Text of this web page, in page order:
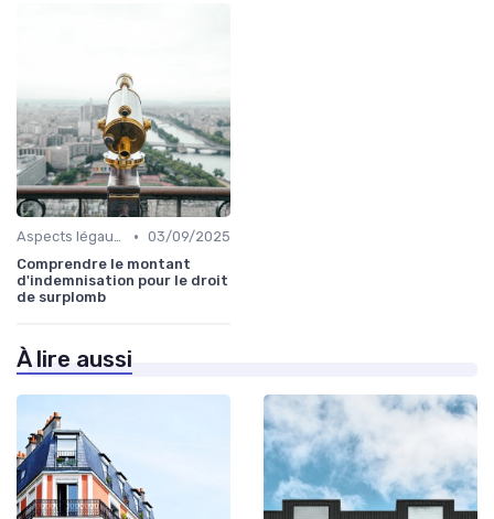
Aspects légaux et fiscaux • 03/09/2025
Comprendre le montant
d'indemnisation pour le droit
de surplomb
À lire aussi